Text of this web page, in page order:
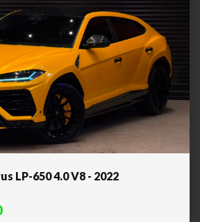
LP-650 4.0 V8 - 2022